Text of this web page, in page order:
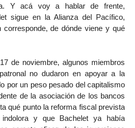
Y acá voy a hablar de frente,
sigue en la Alianza del Pacífico,
corresponde, de dónde viene y qué
de noviembre, algunos miembros
no dudaron en apoyar a la
por un peso pesado del capitalismo
de la asociación de los bancos
qué punto la reforma fiscal prevista
y que Bachelet ya había